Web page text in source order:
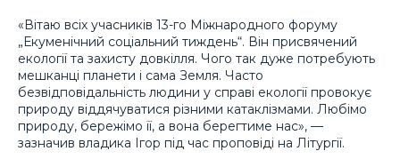
«Вітаю всіх учасників 13-го Міжнародного форуму
„Екуменічний соціальний тиждень“. Він присвячений
екології та захисту довкілля. Чого так дуже потребують
мешканці планети і сама Земля. Часто
безвідповідальність людини у справі екології провокує
природу віддячуватися різними катаклізмами. Любімо
природу, бережімо її, а вона берегтиме нас», —
зазначив владика Ігор під час проповіді на Літургії.